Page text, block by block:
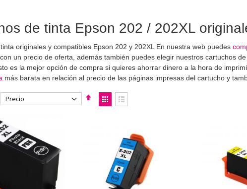
de tinta Epson 202 / 202XL
originales y compatibles Epson 202 y 202XL En nuestra web puedes
un precio de oferta, además también puedes elegir nuestros cartuchos
es la mejor opción de compra si quieres ahorrar dinero a la hora de
más barata en relación al precio de las páginas impresas del cartucho y
Fijar
Dirección
Ver
como